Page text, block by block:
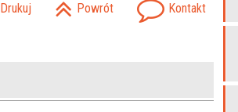
Drukuj Powrót Kontakt